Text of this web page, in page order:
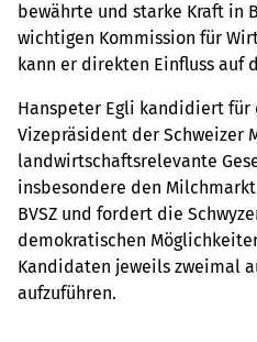
bewährte und starke Kraft in
wichtigen Kommission für
kann er direkten Einfluss auf
Hanspeter Egli kandidiert für
Vizepräsident der Schweizer
landwirtschaftsrelevante
insbesondere den
BVSZ und fordert die
demokratischen
Kandidaten jeweils zweimal
aufzuführen.